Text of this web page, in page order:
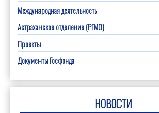
Международная деятельность
Астраханское отделение (РГМО)
Проекты
Документы Госфонда
НОВОСТИ